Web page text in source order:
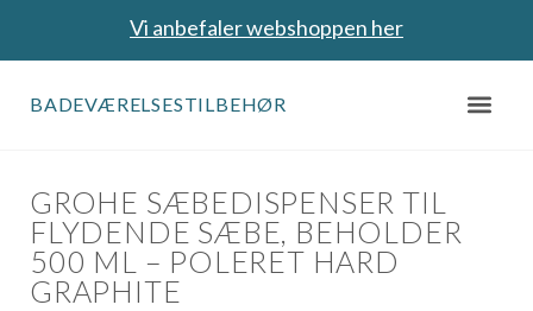
Vi anbefaler webshoppen her
BADEVÆRELSESTILBEHØR
GROHE SÆBEDISPENSER TIL
FLYDENDE SÆBE, BEHOLDER
500 ML – POLERET HARD
GRAPHITE